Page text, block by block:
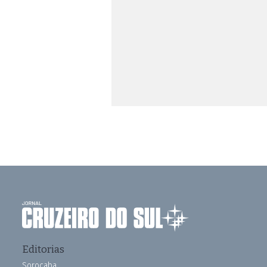
Editorias